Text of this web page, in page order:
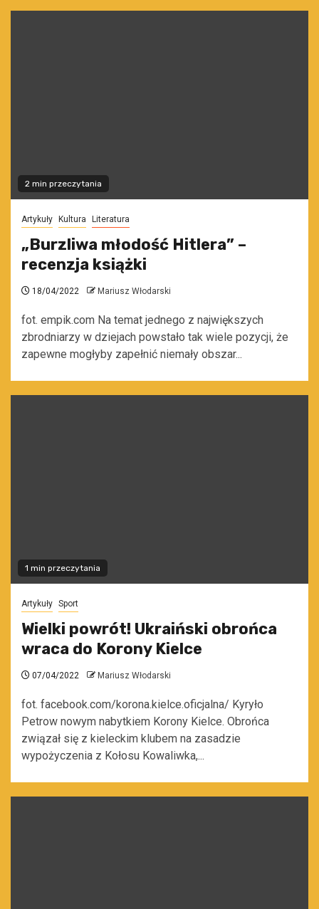
2 min przeczytania
Artykuły Kultura Literatura
„Burzliwa młodość Hitlera” –
recenzja książki
18/04/2022 Mariusz Włodarski
fot. empik.com Na temat jednego z największych
zbrodniarzy w dziejach powstało tak wiele pozycji, że
zapewne mogłyby zapełnić niemały obszar...
1 min przeczytania
Artykuły Sport
Wielki powrót! Ukraiński obrońca
wraca do Korony Kielce
07/04/2022 Mariusz Włodarski
fot. facebook.com/korona.kielce.oficjalna/ Kyryło
Petrow nowym nabytkiem Korony Kielce. Obrońca
związał się z kieleckim klubem na zasadzie
wypożyczenia z Kołosu Kowaliwka,...